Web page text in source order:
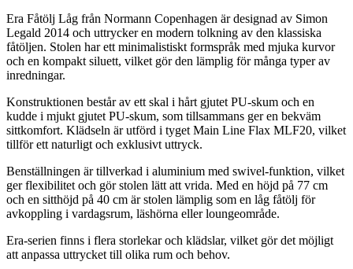
Era Fåtölj Låg från Normann Copenhagen är designad av Simon
Legald 2014 och uttrycker en modern tolkning av den klassiska
fåtöljen. Stolen har ett minimalistiskt formspråk med mjuka kurvor
och en kompakt siluett, vilket gör den lämplig för många typer av
inredningar.
Konstruktionen består av ett skal i hårt gjutet PU-skum och en
kudde i mjukt gjutet PU-skum, som tillsammans ger en bekväm
sittkomfort. Klädseln är utförd i tyget Main Line Flax MLF20, vilket
tillför ett naturligt och exklusivt uttryck.
Benställningen är tillverkad i aluminium med swivel-funktion, vilket
ger flexibilitet och gör stolen lätt att vrida. Med en höjd på 77 cm
och en sitthöjd på 40 cm är stolen lämplig som en låg fåtölj för
avkoppling i vardagsrum, läshörna eller loungeområde.
Era-serien finns i flera storlekar och klädslar, vilket gör det möjligt
att anpassa uttrycket till olika rum och behov.